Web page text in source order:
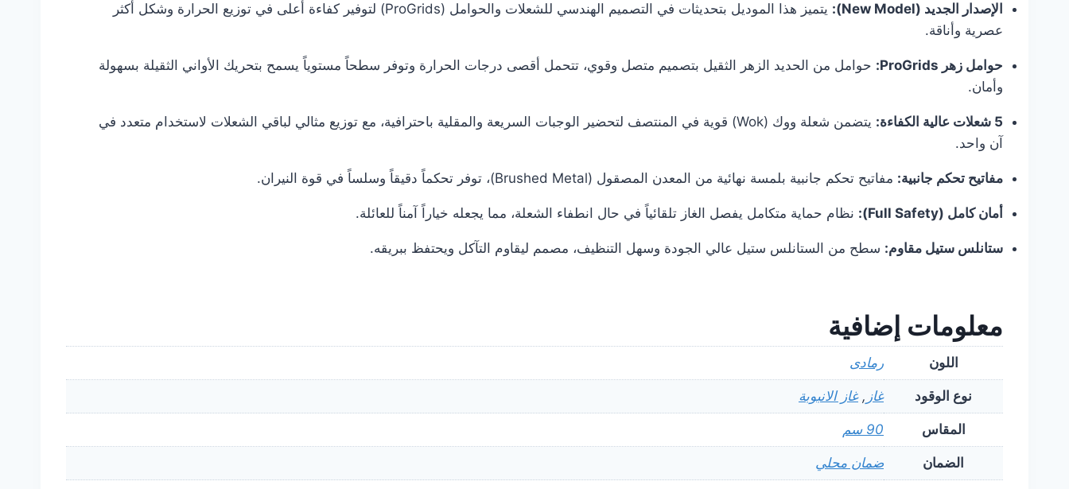
الإصدار الجديد (New Model):
يتميز هذا الموديل بتحديثات في التصميم الهندسي للشعلات والحوامل (ProGrids) لتوفير كفاءة أعلى في توزيع الحرارة وشكل أكثر
عصرية وأناقة.
حوامل زهر ProGrids:
حوامل من الحديد الزهر الثقيل بتصميم متصل وقوي، تتحمل أقصى درجات الحرارة وتوفر سطحاً مستوياً يسمح بتحريك الأواني الثقيلة بسهولة
وأمان.
5 شعلات عالية الكفاءة:
يتضمن شعلة ووك (Wok) قوية في المنتصف لتحضير الوجبات السريعة والمقلية باحترافية، مع توزيع مثالي لباقي الشعلات لاستخدام متعدد في
آن واحد.
مفاتيح تحكم جانبية: مفاتيح تحكم جانبية بلمسة نهائية من المعدن المصقول (Brushed Metal)، توفر تحكماً دقيقاً وسلساً في قوة النيران.
أمان كامل (Full Safety): نظام حماية متكامل يفصل الغاز تلقائياً في حال انطفاء الشعلة، مما يجعله خياراً آمناً للعائلة.
ستانلس ستيل مقاوم: سطح من الستانلس ستيل عالي الجودة وسهل التنظيف، مصمم ليقاوم التآكل ويحتفظ ببريقه.
معلومات إضافية
اللون رمادى
نوع الوقود غاز ,غاز الانبوبة
المقاس 90 سم
الضمان ضمان محلي